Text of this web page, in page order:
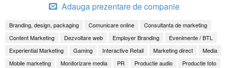
Adauga prezentare de companie
Branding, design, packaging Comunicare online
Consultanta de marketing
Content Marketing
Dezvoltare web Employer Branding
Evenimente / BTL
Experiential Marketing
Gaming Interactive Retail Marketing direct
Media
Mobile marketing
Monitorizare media PR Productie audio
Productie foto